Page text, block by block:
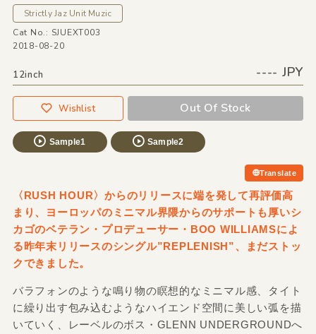
Strictly Jaz Unit Muzic
Cat No.: SJUEXT003
2018-08-20
12inch ---- JPY
Wishlist Out Of Stock
Sample1 Sample2
Translate
〈RUSH HOUR〉からのリリースに端を発して再評価高
まり、ヨーロッパのミニマル界隈からのサポートも厚いシ
カゴのベテラン・プロデューサー・BOO WILLIAMSによ
る昨年末リリースのシングル”REPLENISH”、まだストッ
クできました。
バラフォンのような鳴り物の瞑想的なミニマル感、タイト
に繰り出す包み込むようなハイエンド空間に美しい弧を描
いていく、レーベルのボス・GLENN UNDERGROUNDへ